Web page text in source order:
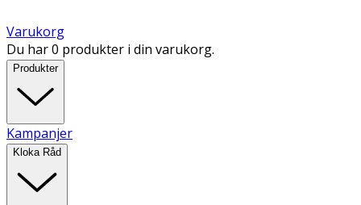
Varukorg
Du har 0 produkter i din varukorg.
Produkter
Kampanjer
Kloka Råd